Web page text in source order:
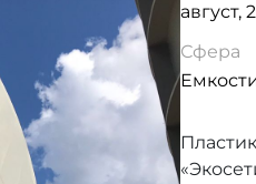
август,
Сфера